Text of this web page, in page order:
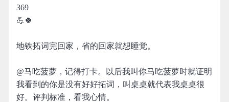
369
💪🍀
地铁拓词完回家，省的回家就想睡觉。
@马吃菠萝，记得打卡。以后我叫你马吃菠萝时就证明
我看到的你是没有好好拓词，叫桌桌就代表我桌桌很
好。评判标准，看我心情。